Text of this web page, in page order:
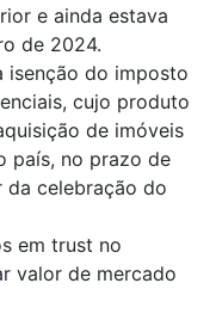
e ainda estava
de 2024.
isenção do imposto
cujo produto
de imóveis
país, no prazo de
da celebração do
em trust no
valor de mercado